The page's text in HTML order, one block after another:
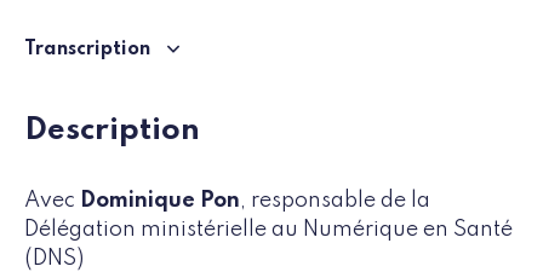
Transcription
Description
Avec Dominique Pon, responsable de la
Délégation ministérielle au Numérique en Santé
(DNS)